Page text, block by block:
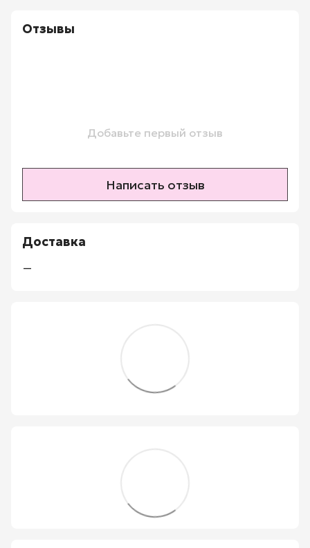
Отзывы
Добавьте первый отзыв
Написать отзыв
Доставка